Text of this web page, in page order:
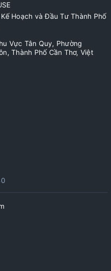
Hoạch và Đầu Tư Thành Phố
Vực Tân Quy, Phường
Thành Phố Cần Thơ, Việt